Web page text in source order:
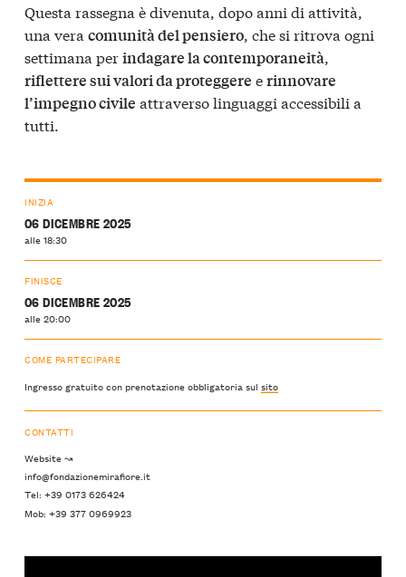
Questa rassegna è divenuta, dopo anni di attività,
una vera comunità del pensiero, che si ritrova ogni
settimana perindagare la contemporaneità,
riflettere sui valori da proteggere erinnovare
l’impegno civile attraverso linguaggi accessibili a
tutti.
INIZIA
06 DICEMBRE 2025
alle 18:30
FINISCE
06 DICEMBRE 2025
alle 20:00
COME PARTECIPARE
Ingresso gratuito con prenotazione obbligatoria sul sito
CONTATTI
Website ↝
info@fondazionemirafiore.it
Tel: +39 0173 626424
Mob: +39 377 0969923